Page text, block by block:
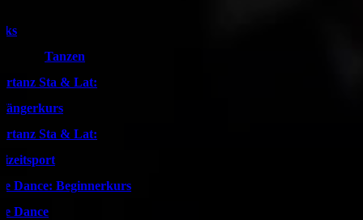
Tanzen
Sta & Lat:
Sta & Lat:
Dance: Beginnerkurs
Dance